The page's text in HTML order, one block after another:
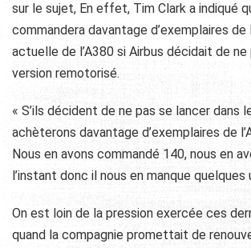
sur le sujet, En effet, Tim Clark a indiqué
commandera davantage d’exemplaires de
actuelle de l’A380 si Airbus décidait de ne
version remotorisé.
« S’ils décident de ne pas se lancer dans
achèterons davantage d’exemplaires de
Nous en avons commandé 140, nous en
l’instant donc il nous en manque
On est loin de la pression exercée ces
quand la compagnie promettait de